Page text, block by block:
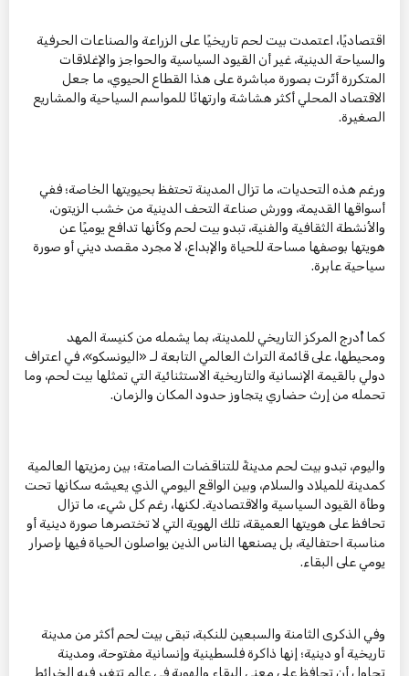
اقتصاديًا، اعتمدت بيت لحم تاريخيًا على الزراعة والصناعات الحرفية
والسياحة الدينية، غير أن القيود السياسية والحواجز والإغلاقات
المتكررة أثّرت بصورة مباشرة على هذا القطاع الحيوي، ما جعل
الاقتصاد المحلي أكثر هشاشة وارتهانًا للمواسم السياحية والمشاريع
الصغيرة.
ورغم هذه التحديات، ما تزال المدينة تحتفظ بحيويتها الخاصة؛ ففي
أسواقها القديمة، وورش صناعة التحف الدينية من خشب الزيتون،
والأنشطة الثقافية والفنية، تبدو بيت لحم وكأنها تدافع يوميًا عن
هويتها بوصفها مساحة للحياة والإبداع، لا مجرد مقصد ديني أو صورة
سياحية عابرة.
كما أُدرج المركز التاريخي للمدينة، بما يشمله من كنيسة المهد
ومحيطها، على قائمة التراث العالمي التابعة لـ «اليونسكو»، في اعتراف
دولي بالقيمة الإنسانية والتاريخية الاستثنائية التي تمثلها بيت لحم، وما
تحمله من إرث حضاري يتجاوز حدود المكان والزمان.
واليوم، تبدو بيت لحم مدينةً للتناقضات الصامتة؛ بين رمزيتها العالمية
كمدينة للميلاد والسلام، وبين الواقع اليومي الذي يعيشه سكانها تحت
وطأة القيود السياسية والاقتصادية. لكنها، رغم كل شيء، ما تزال
تحافظ على هويتها العميقة، تلك الهوية التي لا تختصرها صورة دينية أو
مناسبة احتفالية، بل يصنعها الناس الذين يواصلون الحياة فيها بإصرار
يومي على البقاء.
وفي الذكرى الثامنة والسبعين للنكبة، تبقى بيت لحم أكثر من مدينة
تاريخية أو دينية؛ إنها ذاكرة فلسطينية وإنسانية مفتوحة، ومدينة
تحاول أن تحافظ على معنى البقاء والهوية في عالم تتغير فيه الخرائط